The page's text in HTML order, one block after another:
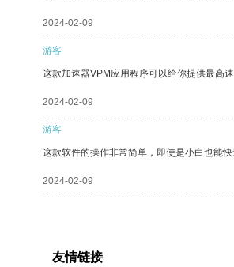
2024-02-09
游客
这款加速器VPM应用程序可以给你提供最高
2024-02-09
游客
这款软件的操作非常简单，即使是小白也能快
2024-02-09
友情链接